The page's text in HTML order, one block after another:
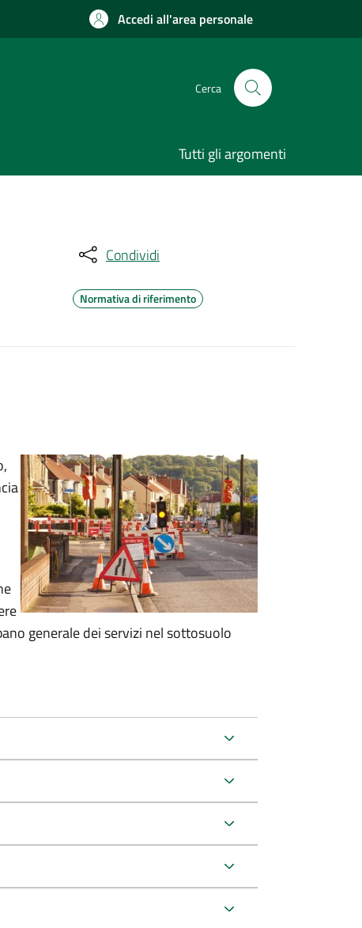
Accedi all'area personale
Cerca
Tutti gli argomenti
Condividi
Normativa di riferimento
generale dei servizi nel sottosuolo